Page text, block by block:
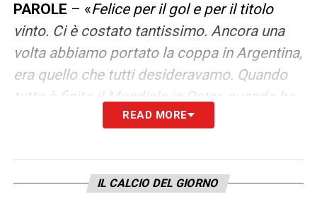
PAROLE – «Felice per il gol e per il titolo
vinto. Ci è costato tantissimo. Ancora una
volta abbiamo portato la coppa in Argentina,
era quello che tutti desideravamo. Quando
tutto è finito il Mondiale in Qatar, quando ho
ricevuto la medaglia d’oro, ero molto felice
straordinaria, ma personalmente sapevo di
essere in debito, che la caviglia non mi
READ MORE
IL CALCIO DEL GIORNO